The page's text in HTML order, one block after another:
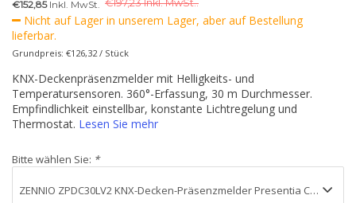
€152,85Inkl. MwSt. €197,23 Inkl. MwSt..
Nicht auf Lager in unserem Lager, aber auf Bestellung
lieferbar.
Grundpreis: €126,32 / Stück
KNX-Deckenpräsenzmelder mit Helligkeits- und
Temperatursensoren. 360°-Erfassung, 30 m Durchmesser.
Empfindlichkeit einstellbar, konstante Lichtregelung und
Thermostat. Lesen Sie mehr
Bitte wählen Sie: *